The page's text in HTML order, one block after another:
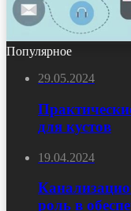
Популярное
29.05.2024
для кустов
19.04.2024
роль в